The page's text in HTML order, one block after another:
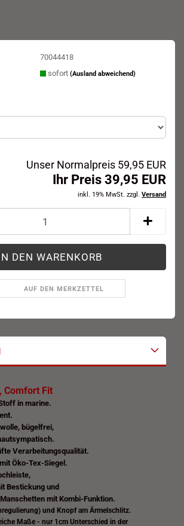
70044418
sofort (Ausland abweichend)
Unser Normalpreis 59,95 EUR
Ihr Preis 39,95 EUR
inkl. 19% MwSt. zzgl. Versand
AUF DEN MERKZETTEL
Comfort Fit
in marine.
bügelfrei,
Verarbeitungsqualität.
Öko-Tex-Siegel.
Bestickung und
mit Kombi-Funktion.
und Knopf am Ärmelschlitz.
Maße - nur 1cm Unterschied in der